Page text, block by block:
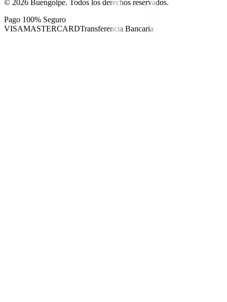
© 2026 Buengolpe. Todos los derechos reservados.
Pago 100% Seguro
VISAMASTERCARDTransferencia Bancaria